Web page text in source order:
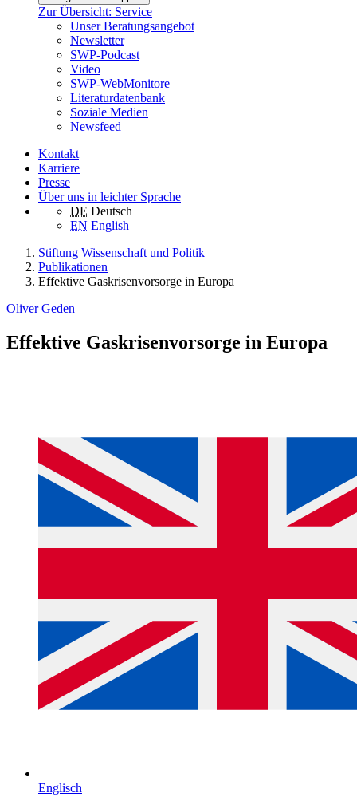
Zur Übersicht: Service
Unser Beratungsangebot
Newsletter
SWP-Podcast
Video
SWP-WebMonitore
Literaturdatenbank
Soziale Medien
Newsfeed
Kontakt
Karriere
Presse
Über uns in leichter Sprache
DE Deutsch
EN English
Stiftung Wissenschaft und Politik
Publikationen
Effektive Gaskrisenvorsorge in Europa
Oliver Geden
Effektive Gaskrisenvorsorge in Europa
Englisch